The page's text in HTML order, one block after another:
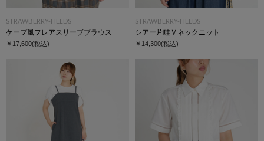
STRAWBERRY-FIELDS
ケープ風フレアスリーブブラウス
￥17,600(税込)
STRAWBERRY-FIELDS
シアー片畦Ｖネックニット
￥14,300(税込)